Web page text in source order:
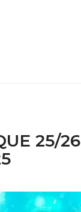
25/26